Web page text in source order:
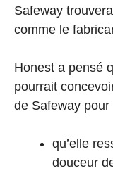
Safeway
comme le
Honest a pensé
pourrait
de Safeway pour
qu’elle
douceur